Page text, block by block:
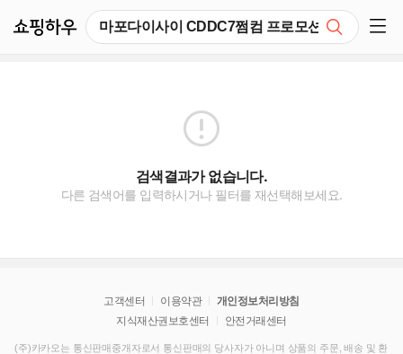
검색결과가 없습니다.
다른 검색어를 입력하시거나 필터를 재선택해보세요.
고객센터 이용약관
개인정보처리방침
지식재산권보호센터
안전거래센터
(주)카카오는 통신판매중개자로서 통신판매의 당사자가 아니며 상품의 주문, 배송 및 환